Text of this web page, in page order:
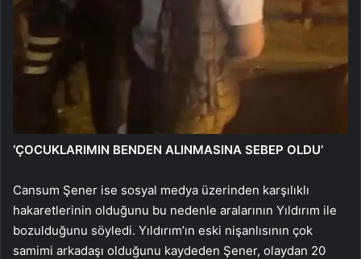
‘ÇOCUKLARIMIN BENDEN ALINMASINA SEBEP OLDU’
Cansum Şener ise sosyal medya üzerinden karşılıklı
hakaretlerinin olduğunu bu nedenle aralarının Yıldırım ile
bozulduğunu söyledi. Yıldırım’ın eski nişanlısının çok
samimi arkadaşı olduğunu kaydeden Şener, olaydan 20